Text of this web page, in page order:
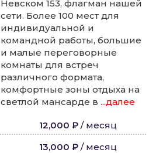
Невском 153, флагман нашей
сети. Более 100 мест для
индивидуальной и
командной работы, большие
и малые переговорные
комнаты для встреч
различного формата,
комфортные зоны отдыха на
светлой мансарде в ...далее
12,000 ₽ / месяц
13,000 ₽ / месяц